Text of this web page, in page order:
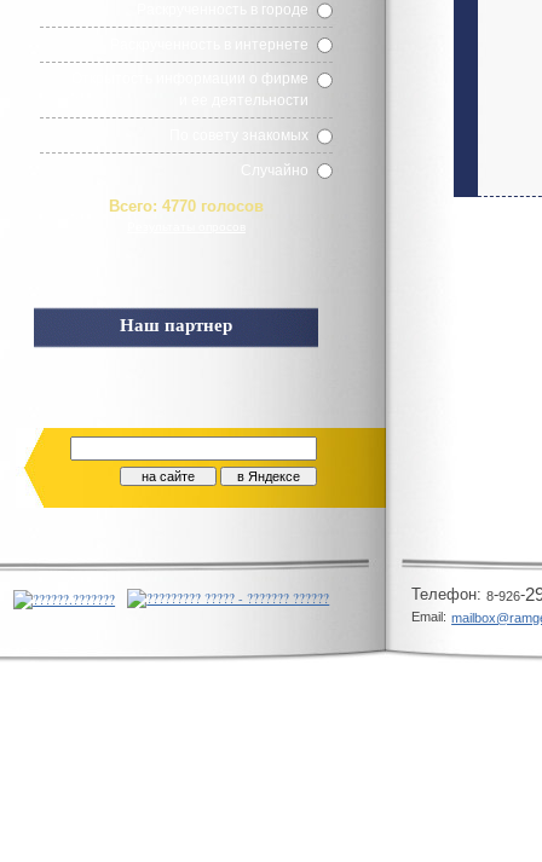
Раскрученность в городе
Раскрученность в интернете
Открытость информации о фирме
и ее деятельности
По совету знакомых
Случайно
Всего: 4770 голосов
Наш партнер
Телeфон: 8-926-
Email: